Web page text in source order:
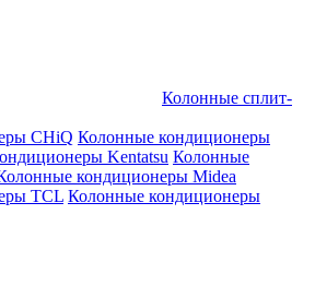
Колонные сплит-
CHiQ Колонные кондиционеры
Kentatsu Колонные
кондиционеры Midea
TCL Колонные кондиционеры